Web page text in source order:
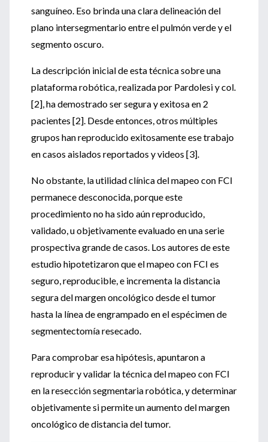
sanguíneo. Eso brinda una clara delineación del
plano intersegmentario entre el pulmón verde y el
segmento oscuro.
La descripción inicial de esta técnica sobre una
plataforma robótica, realizada por Pardolesi y col.
[2], ha demostrado ser segura y exitosa en 2
pacientes [2]. Desde entonces, otros múltiples
grupos han reproducido exitosamente ese trabajo
en casos aislados reportados y videos [3].
No obstante, la utilidad clínica del mapeo con FCI
permanece desconocida, porque este
procedimiento no ha sido aún reproducido,
validado, u objetivamente evaluado en una serie
prospectiva grande de casos. Los autores de este
estudio hipotetizaron que el mapeo con FCI es
seguro, reproducible, e incrementa la distancia
segura del margen oncológico desde el tumor
hasta la línea de engrampado en el espécimen de
segmentectomía resecado.
Para comprobar esa hipótesis, apuntaron a
reproducir y validar la técnica del mapeo con FCI
en la resección segmentaria robótica, y determinar
objetivamente si permite un aumento del margen
oncológico de distancia del tumor.